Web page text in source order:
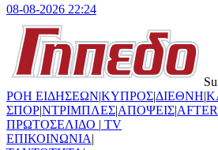
08-08-2026 22:24
ΡΟΗ ΕΙΔΗΣΕΩΝ|ΚΥΠΡΟΣ|ΔΙΕΘΝΗ|
ΣΠΟΡ|ΝΤΡΙΜΠΛΕΣ|ΑΠΟΨΕΙΣ|
ΠΡΩΤΟΣΕΛΙΔΟ | TV
ΕΠΙΚΟΙΝΩΝΙΑ|